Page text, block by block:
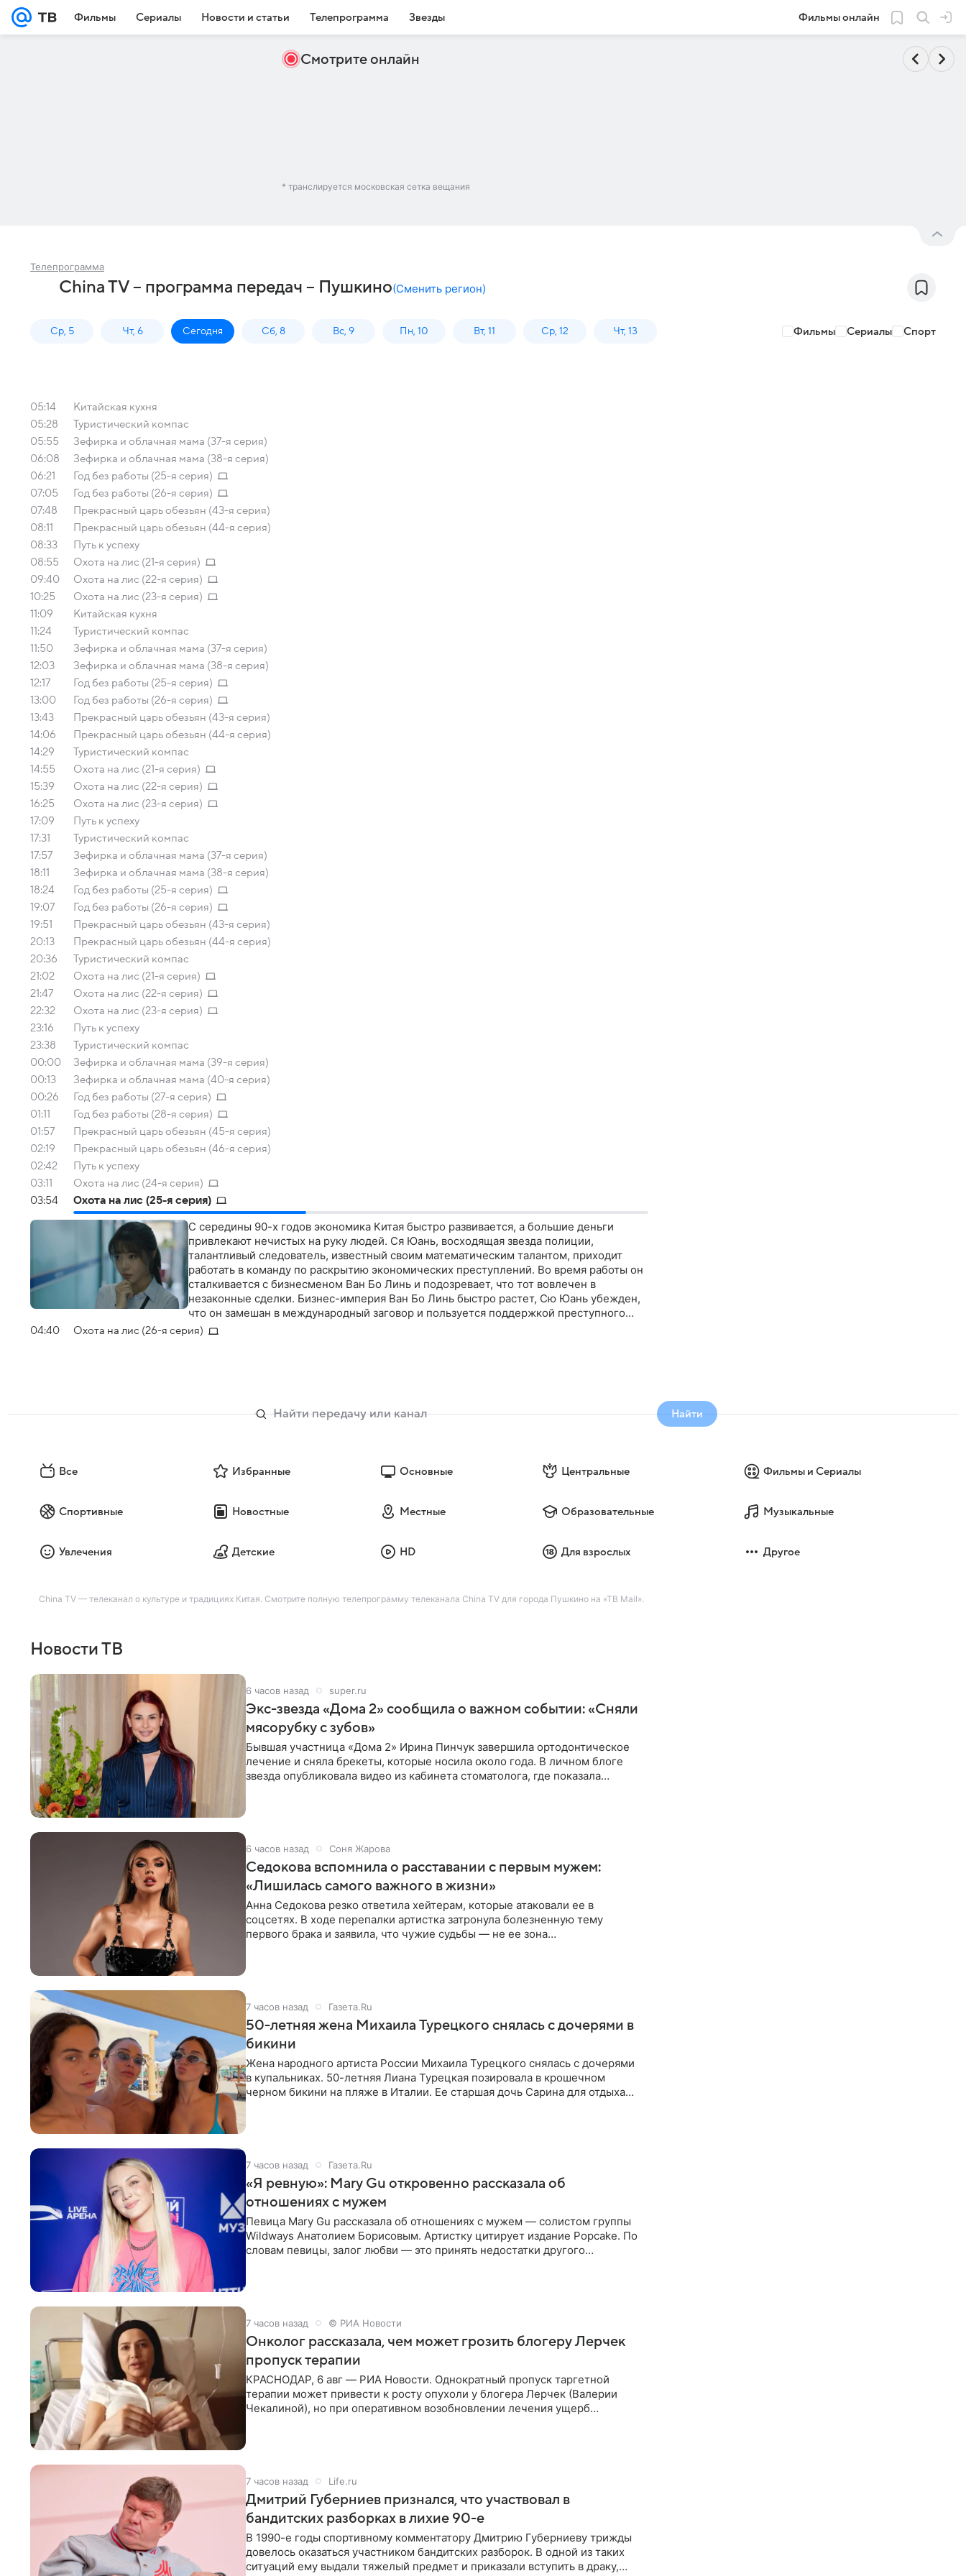
Фильмы Сериалы Новости и статьи Телепрограмма Звезды Фильмы онлайн
Смотрите онлайн
* транслируется московская сетка вещания
Телепрограмма
China TV – программа передач – Пушкино(Сменить регион)
Ср, 5 Чт, 6 Сегодня Сб, 8 Вс, 9 Пн, 10 Вт, 11 Ср, 12 Чт, 13 Фильмы Сериалы Спорт
05:14
Китайская кухня
05:28
Туристический компас
05:55
Зефирка и облачная мама (37-я серия)
06:08
Зефирка и облачная мама (38-я серия)
06:21
Год без работы (25-я серия)
07:05
Год без работы (26-я серия)
07:48
Прекрасный царь обезьян (43-я серия)
08:11
Прекрасный царь обезьян (44-я серия)
08:33
Путь к успеху
08:55
Охота на лис (21-я серия)
09:40
Охота на лис (22-я серия)
10:25
Охота на лис (23-я серия)
11:09
Китайская кухня
11:24
Туристический компас
11:50
Зефирка и облачная мама (37-я серия)
12:03
Зефирка и облачная мама (38-я серия)
12:17
Год без работы (25-я серия)
13:00
Год без работы (26-я серия)
13:43
Прекрасный царь обезьян (43-я серия)
14:06
Прекрасный царь обезьян (44-я серия)
14:29
Туристический компас
14:55
Охота на лис (21-я серия)
15:39
Охота на лис (22-я серия)
16:25
Охота на лис (23-я серия)
17:09
Путь к успеху
17:31
Туристический компас
17:57
Зефирка и облачная мама (37-я серия)
18:11
Зефирка и облачная мама (38-я серия)
18:24
Год без работы (25-я серия)
19:07
Год без работы (26-я серия)
19:51
Прекрасный царь обезьян (43-я серия)
20:13
Прекрасный царь обезьян (44-я серия)
20:36
Туристический компас
21:02
Охота на лис (21-я серия)
21:47
Охота на лис (22-я серия)
22:32
Охота на лис (23-я серия)
23:16
Путь к успеху
23:38
Туристический компас
00:00
Зефирка и облачная мама (39-я серия)
00:13
Зефирка и облачная мама (40-я серия)
00:26
Год без работы (27-я серия)
01:11
Год без работы (28-я серия)
01:57
Прекрасный царь обезьян (45-я серия)
02:19
Прекрасный царь обезьян (46-я серия)
02:42
Путь к успеху
03:11
Охота на лис (24-я серия)
03:54
Охота на лис (25-я серия)
С середины 90-х годов экономика Китая быстро развивается, а большие деньги
привлекают нечистых на руку людей. Ся Юань, восходящая звезда полиции,
талантливый следователь, известный своим математическим талантом, приходит
работать в команду по раскрытию экономических преступлений. Во время работы он
сталкивается с бизнесменом Ван Бо Линь и подозревает, что тот вовлечен в
незаконные сделки. Бизнес-империя Ван Бо Линь быстро растет, Сю Юань убежден,
что он замешан в международный заговор и пользуется поддержкой преступного
синдиката. Но хитрый как лис Ван Бо Линь всегда на шаг впереди и успевает скрыться
04:40 Охота на лис (26-я серия)
Найти
Все Избранные Основные Центральные Фильмы и Сериалы
Спортивные Новостные Местные Образовательные Музыкальные
Увлечения Детские HD Для взрослых Другое
China TV — телеканал о культуре и традициях Китая. Смотрите полную телепрограмму телеканала China TV для города Пушкино на «ТВ Mail».
Новости ТВ
6 часов назад super.ru
Экс-звезда «Дома 2» сообщила о важном событии: «Сняли
мясорубку с зубов»
Бывшая участница «Дома 2» Ирина Пинчук завершила ортодонтическое
лечение и сняла брекеты, которые носила около года. В личном блоге
звезда опубликовала видео из кабинета стоматолога, где показала
6 часов назад Соня Жарова
Седокова вспомнила о расставании с первым мужем:
«Лишилась самого важного в жизни»
Анна Седокова резко ответила хейтерам, которые атаковали ее в
соцсетях. В ходе перепалки артистка затронула болезненную тему
первого брака и заявила, что чужие судьбы — не ее зона
7 часов назад Газета.Ru
50-летняя жена Михаила Турецкого снялась с дочерями в
бикини
Жена народного артиста России Михаила Турецкого снялась с дочерями
в купальниках. 50-летняя Лиана Турецкая позировала в крошечном
черном бикини на пляже в Италии. Ее старшая дочь Сарина для отдыха
7 часов назад Газета.Ru
«Я ревную»: Mary Gu откровенно рассказала об
отношениях с мужем
Певица Mary Gu рассказала об отношениях с мужем — солистом группы
Wildways Анатолием Борисовым. Артистку цитирует издание Popcake. По
словам певицы, залог любви — это принять недостатки другого
7 часов назад © РИА Новости
Онколог рассказала, чем может грозить блогеру Лерчек
пропуск терапии
КРАСНОДАР, 6 авг — РИА Новости. Однократный пропуск таргетной
терапии может привести к росту опухоли у блогера Лерчек (Валерии
Чекалиной), но при оперативном возобновлении лечения ущерб
7 часов назад Life.ru
Дмитрий Губерниев признался, что участвовал в
бандитских разборках в лихие 90-е
В 1990-е годы спортивному комментатору Дмитрию Губерниеву трижды
довелось оказаться участником бандитских разборок. В одной из таких
ситуаций ему выдали тяжелый предмет и приказали вступить в драку,